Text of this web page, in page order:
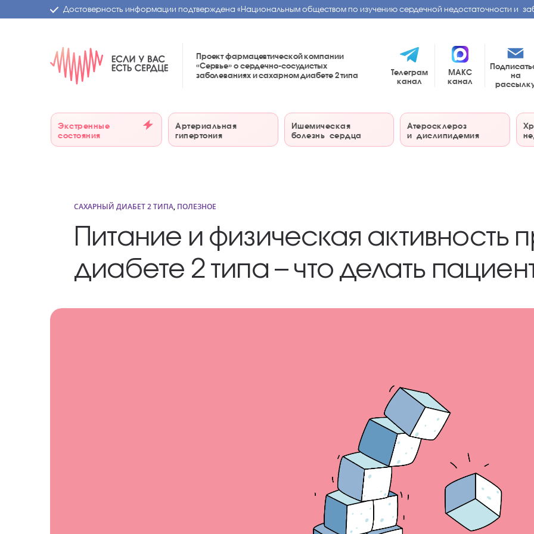
Достоверность информации подтверждена «Национальным обществом по изучению сердечной недостаточности и
Проект фармацевтической компании
«Сервье»о сердечно-сосудистых
заболеваниях и сахарном диабете2 типа
Телеграм
канал
МАКС
канал
на
Экстренные
состояния
Артериальная
гипертония
Ишемическая
болезнь сердца
Атеросклероз
и дислипидемия
САХАРНЫЙ ДИАБЕТ 2 ТИПА, ПОЛЕЗНОЕ
Питание и физическая активность
диабете 2 типа – что делать